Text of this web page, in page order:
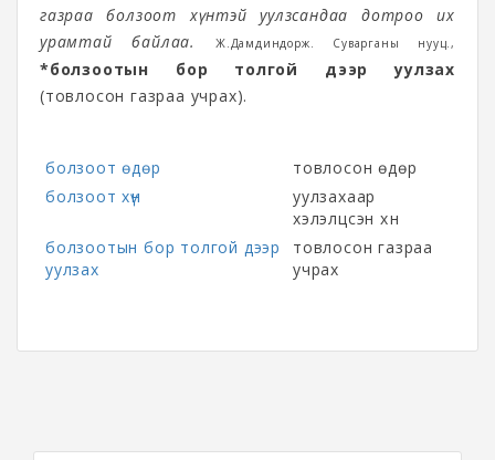
газраа болзоот хүнтэй уулзсандаа дотроо их
урамтай байлаа.
Ж.Дамдиндорж. Суварганы нууц.,
*болзоотын бор толгой дээр уулзах
(товлосон газраа учрах).
болзоот өдөр
товлосон өдөр
болзоот хүн
уулзахаар
хэлэлцсэн хүн
болзоотын бор толгой дээр
уулзах
товлосон газраа
учрах